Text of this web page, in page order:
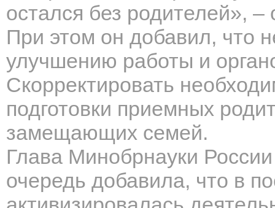
остался без родителей»,
При этом он добавил, что
улучшению работы и
Скорректировать
подготовки приемных
замещающих семей.
Глава Минобрнауки
очередь добавила, что в